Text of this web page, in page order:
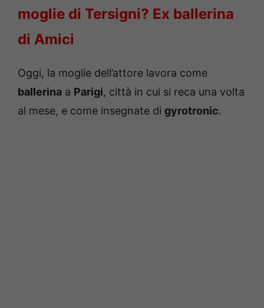
moglie di Tersigni? Ex ballerina
di Amici
Oggi, la moglie dell’attore lavora come
ballerina a Parigi, città in cui si reca una volta
al mese, e come insegnate di gyrotronic.